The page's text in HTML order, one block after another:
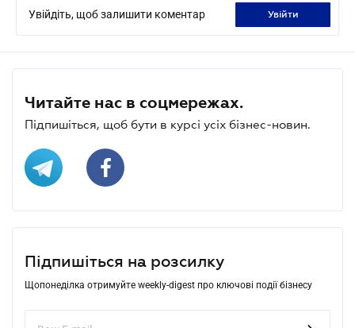
Увійдіть, щоб залишити коментар увійти
Читайте нас в соцмережах.
Підпишіться, щоб бути в курсі усіх бізнес-новин.
Підпишіться на розсилку
Щопонеділка отримуйте weekly-digest про ключові події бізнесу